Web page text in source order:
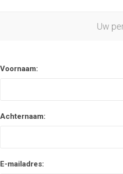
Uw
Voornaam:
Achternaam:
E-mailadres: